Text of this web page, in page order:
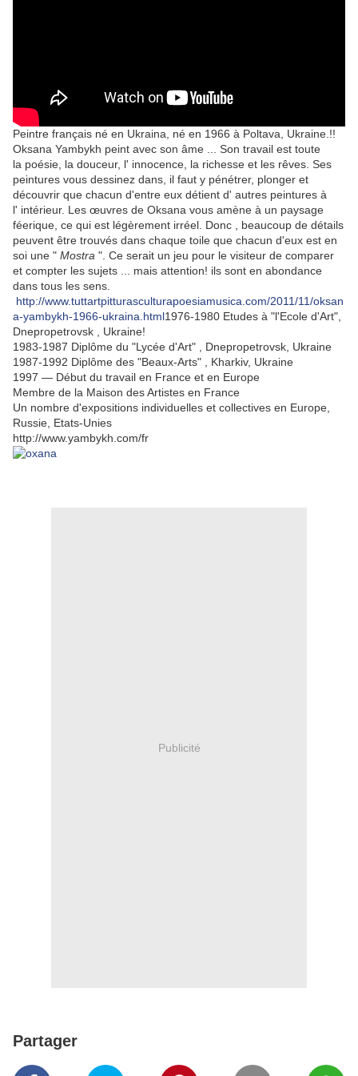
Peintre français né en Ukraina, né en 1966 à Poltava, Ukraine.!!
Oksana Yambykh peint avec son âme ... Son travail est toute
la poésie, la douceur, l' innocence, la richesse et les rêves. Ses
peintures vous dessinez dans, il faut y pénétrer, plonger et
découvrir que chacun d'entre eux détient d' autres peintures à
l' intérieur. Les œuvres de Oksana vous amène à un paysage
féerique, ce qui est légèrement irréel. Donc , beaucoup de détails
peuvent être trouvés dans chaque toile que chacun d'eux est en
soi une " Mostra ". Ce serait un jeu pour le visiteur de comparer
et compter les sujets ... mais attention! ils sont en abondance
dans tous les sens.
http://www.tuttartpitturasculturapoesiamusica.com/2011/11/oksan
a-yambykh-1966-ukraina.html1976-1980 Etudes à "l'Ecole d'Art",
Dnepropetrovsk , Ukraine!
1983-1987 Diplôme du "Lycée d'Art" , Dnepropetrovsk, Ukraine
1987-1992 Diplôme des "Beaux-Arts" , Kharkiv, Ukraine
1997 — Début du travail en France et en Europe
Membre de la Maison des Artistes en France
Un nombre d'expositions individuelles et collectives en Europe,
Russie, Etats-Unies
http://www.yambykh.com/fr
Publicité
Partager